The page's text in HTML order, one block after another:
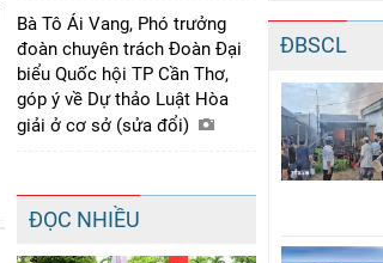
Bà Tô Ái Vang, Phó trưởng
đoàn chuyên trách Đoàn Đại
biểu Quốc hội TP Cần Thơ,
góp ý về Dự thảo Luật Hòa
giải ở cơ sở (sửa đổi)
ĐỌC NHIỀU
ĐBSCL